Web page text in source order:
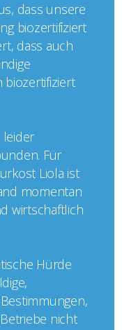
dass unsere
biozertifiziert
dass auch
biozertifiziert
leider
Für
Liola ist
momentan
wirtschaftlich
Hürde
nicht